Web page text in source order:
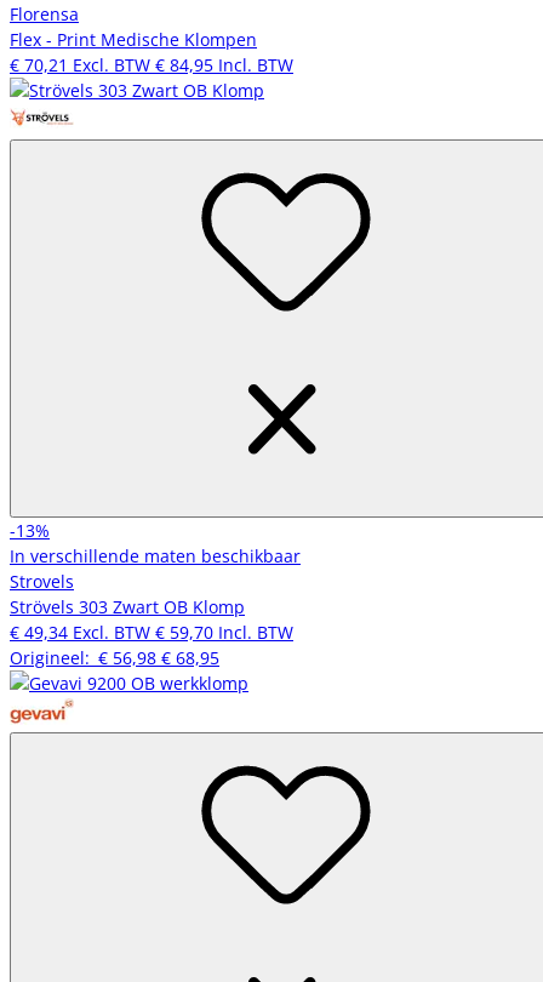
Florensa
Flex - Print Medische Klompen
€ 70,21 Excl. BTW € 84,95 Incl. BTW
-13%
In verschillende maten beschikbaar
Strovels
Strövels 303 Zwart OB Klomp
€ 49,34 Excl. BTW € 59,70 Incl. BTW
Origineel: € 56,98 € 68,95